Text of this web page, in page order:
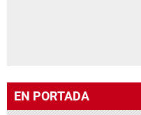
EN PORTADA